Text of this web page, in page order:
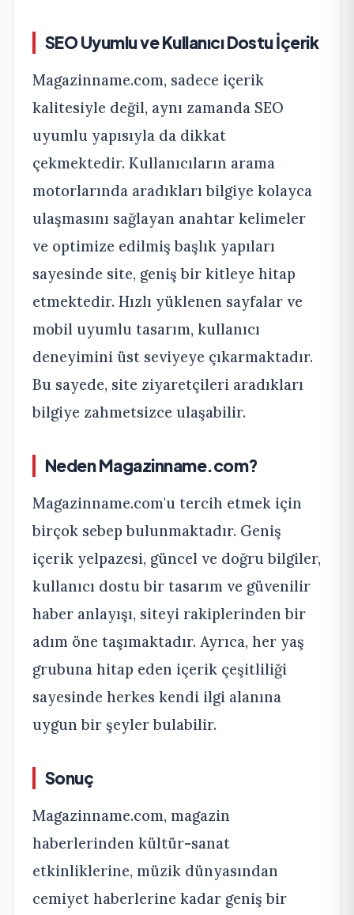
SEO Uyumlu ve Kullanıcı Dostu İçerik
Magazinname.com, sadece içerik
kalitesiyle değil, aynı zamanda SEO
uyumlu yapısıyla da dikkat
çekmektedir. Kullanıcıların arama
motorlarında aradıkları bilgiye kolayca
ulaşmasını sağlayan anahtar kelimeler
ve optimize edilmiş başlık yapıları
sayesinde site, geniş bir kitleye hitap
etmektedir. Hızlı yüklenen sayfalar ve
mobil uyumlu tasarım, kullanıcı
deneyimini üst seviyeye çıkarmaktadır.
Bu sayede, site ziyaretçileri aradıkları
bilgiye zahmetsizce ulaşabilir.
Neden Magazinname.com?
Magazinname.com'u tercih etmek için
birçok sebep bulunmaktadır. Geniş
içerik yelpazesi, güncel ve doğru bilgiler,
kullanıcı dostu bir tasarım ve güvenilir
haber anlayışı, siteyi rakiplerinden bir
adım öne taşımaktadır. Ayrıca, her yaş
grubuna hitap eden içerik çeşitliliği
sayesinde herkes kendi ilgi alanına
uygun bir şeyler bulabilir.
Sonuç
Magazinname.com, magazin
haberlerinden kültür-sanat
etkinliklerine, müzik dünyasından
cemiyet haberlerine kadar geniş bir